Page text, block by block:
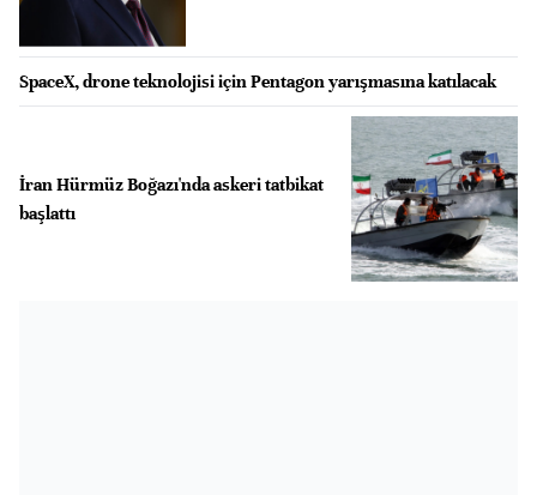
SpaceX, drone teknolojisi için Pentagon yarışmasına katılacak
İran Hürmüz Boğazı'nda askeri tatbikat
başlattı